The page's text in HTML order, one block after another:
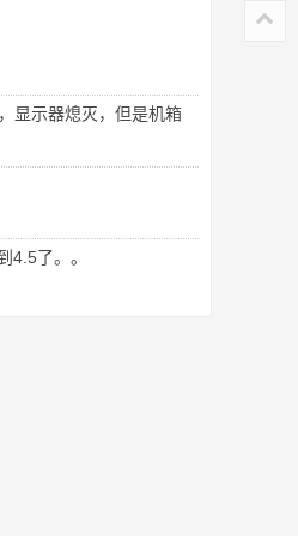
显示器熄灭，但是机箱
4.5了。。